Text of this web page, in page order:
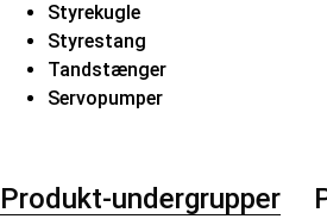
Styrekugle
Styrestang
Tandstænger
Servopumper
Produkt-undergrupper